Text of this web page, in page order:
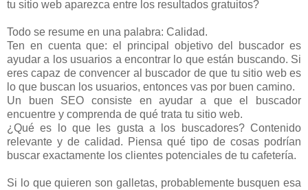
tu sitio web aparezca entre los resultados gratuitos?
Todo se resume en una palabra: Calidad.
Ten en cuenta que: el principal objetivo del buscador es
ayudar a los usuarios a encontrar lo que están buscando. Si
eres capaz de convencer al buscador de que tu sitio web es
lo que buscan los usuarios, entonces vas por buen camino.
Un buen SEO consiste en ayudar a que el buscador
encuentre y comprenda de qué trata tu sitio web.
¿Qué es lo que les gusta a los buscadores? Contenido
relevante y de calidad. Piensa qué tipo de cosas podrían
buscar exactamente los clientes potenciales de tu cafetería.
Si lo que quieren son galletas, probablemente busquen esa